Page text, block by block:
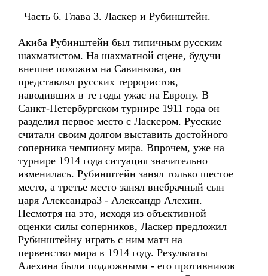
Часть 6. Глава 3. Ласкер и Рубинштейн.
Акиба Рубинштейн был типичным русским
шахматистом. На шахматной сцене, будучи
внешне похожим на Савинкова, он
представлял русских террористов,
наводивших в те годы ужас на Европу. В
Санкт-Петербургском турнире 1911 года он
разделил первое место с Ласкером. Русские
считали своим долгом выставить достойного
соперника чемпиону мира. Впрочем, уже на
турнире 1914 года ситуация значительно
изменилась. Рубинштейн занял только шестое
место, а третье место занял внебрачный сын
царя Александра3 - Александр Алехин.
Несмотря на это, исходя из объективной
оценки силы соперников, Ласкер предложил
Рубинштейну играть с ним матч на
первенство мира в 1914 году. Результаты
Алехина были подложными - его противников